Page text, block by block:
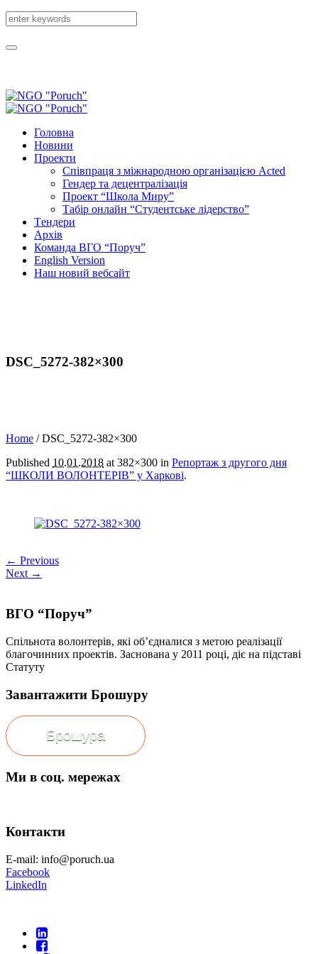
Головна
Новини
Проекти
Співпраця з міжнародною організацією Acted
Гендер та децентралізація
Проект “Школа Миру”
Табір онлайн “Студентське лідерство”
Tендери
Архів
Команда ВГО “Поруч”
English Version
Наш новий вебсайт
DSC_5272-382×300
Home /DSC_5272-382×300
Published 10.01.2018 at 382×300 in Репортаж з другого дня
“ШКОЛИ ВОЛОНТЕРІВ” у Харкові.
← Previous
Next →
ВГО “Поруч”
Спільнота волонтерів, які об’єдналися з метою реалізації
благочинних проектів. Заснована у 2011 році, діє на підставі
Статуту
Завантажити Брошуру
Брошура
Ми в соц. мережах
Контакти
E-mail: info@poruch.ua
Facebook
LinkedIn